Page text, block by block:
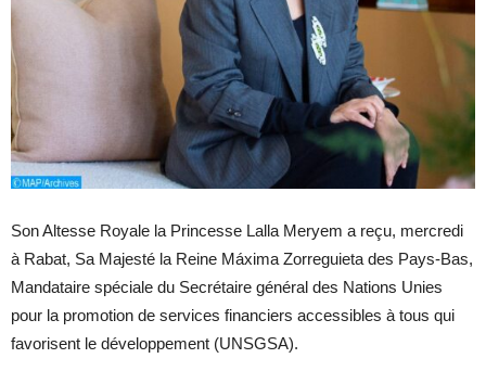
Son Altesse Royale la Princesse Lalla Meryem a reçu, mercredi
à Rabat, Sa Majesté la Reine Máxima Zorreguieta des Pays-Bas,
Mandataire spéciale du Secrétaire général des Nations Unies
pour la promotion de services financiers accessibles à tous qui
favorisent le développement (UNSGSA).